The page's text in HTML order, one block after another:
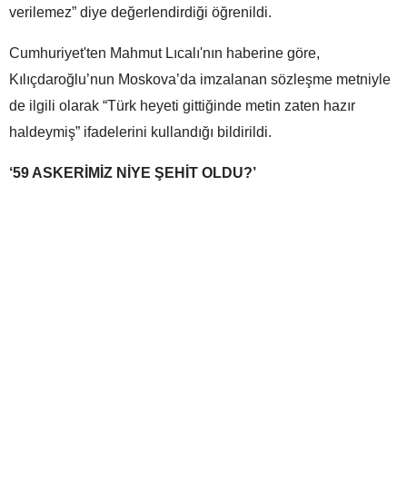
verilemez” diye değerlendirdiği öğrenildi.
Cumhuriyet'ten Mahmut Lıcalı'nın haberine göre,
Kılıçdaroğlu’nun Moskova’da imzalanan sözleşme metniyle
de ilgili olarak “Türk heyeti gittiğinde metin zaten hazır
haldeymiş” ifadelerini kullandığı bildirildi.
‘59 ASKERİMİZ NİYE ŞEHİT OLDU?’